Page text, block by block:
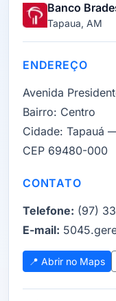
Banco
Tapaua, AM
ENDEREÇO
Avenida
Bairro: Centro
Cidade: Tapauá
CEP 69480-000
CONTATO
Telefone: (97)
E-mail:
📍 Abrir no Maps